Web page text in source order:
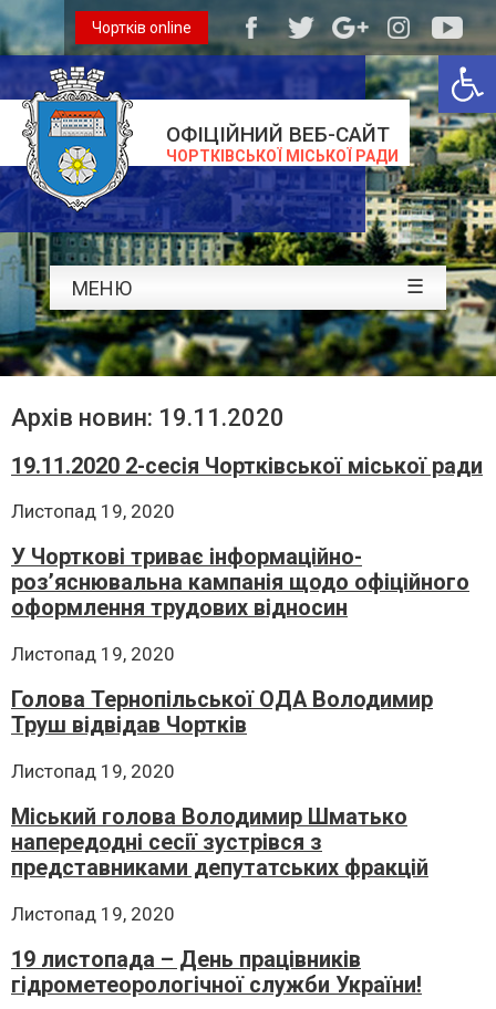
ОФІЦІЙНИЙ ВЕБ-САЙТ
ЧОРТКІВСЬКОЇ МІСЬКОЇ РАДИ
Чортків online
МЕНЮ ☰
Архів новин: 19.11.2020
19.11.2020 2-сесія Чортківської міської ради
Листопад 19, 2020
У Чорткові триває інформаційно-
роз’яснювальна кампанія щодо офіційного
оформлення трудових відносин
Листопад 19, 2020
Голова Тернопільської ОДА Володимир
Труш відвідав Чортків
Листопад 19, 2020
Міський голова Володимир Шматько
напередодні сесії зустрівся з
представниками депутатських фракцій
Листопад 19, 2020
19 листопада – День працівників
гідрометеорологічної служби України!